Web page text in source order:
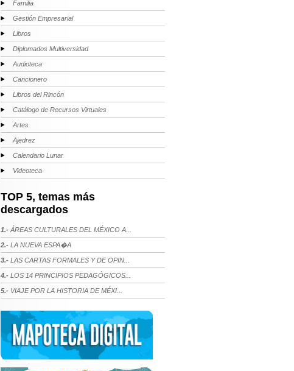
Familia
Gestión Empresarial
Libros
Diplomados Multiversidad
Audioteca
Cancionero
Libros del Rincón
Catálogo de Recursos Virtuales
Artes
Ajedrez
Calendario Lunar
Videoteca
TOP 5, temas más
descargados
1.- ÁREAS CULTURALES DEL MÉXICO A...
2.- LA NUEVA ESPA�A
3.- LAS CARTAS FORMALES Y DE OPIN...
4.- LOS 14 PRINCIPIOS PEDAGÓGICOS...
5.- VIAJE POR LA HISTORIA DE MÉXI...